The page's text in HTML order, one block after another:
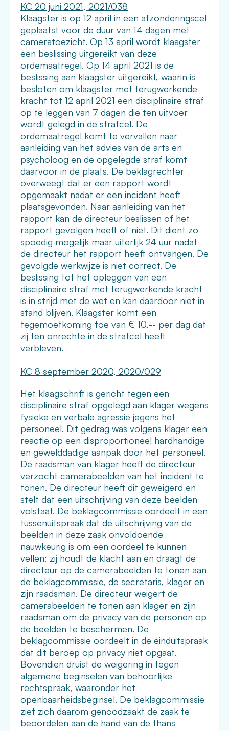
KC 20 juni 2021, 2021/038
Klaagster is op 12 april in een afzonderingscel
geplaatst voor de duur van 14 dagen met
cameratoezicht. Op 13 april wordt klaagster
een beslissing uitgereikt van deze
ordemaatregel. Op 14 april 2021 is de
beslissing aan klaagster uitgereikt, waarin is
besloten om klaagster met terugwerkende
kracht tot 12 april 2021 een disciplinaire straf
op te leggen van 7 dagen die ten uitvoer
wordt gelegd in de strafcel. De
ordemaatregel komt te vervallen naar
aanleiding van het advies van de arts en
psycholoog en de opgelegde straf komt
daarvoor in de plaats. De beklagrechter
overweegt dat er een rapport wordt
opgemaakt nadat er een incident heeft
plaatsgevonden. Naar aanleiding van het
rapport kan de directeur beslissen of het
rapport gevolgen heeft of niet. Dit dient zo
spoedig mogelijk maar uiterlijk 24 uur nadat
de directeur het rapport heeft ontvangen. De
gevolgde werkwijze is niet correct. De
beslissing tot het opleggen van een
disciplinaire straf met terugwerkende kracht
is in strijd met de wet en kan daardoor niet in
stand blijven. Klaagster komt een
tegemoetkoming toe van € 10,-- per dag dat
zij ten onrechte in de strafcel heeft
verbleven.
KC 8 september 2020, 2020/029
Het klaagschrift is gericht tegen een
disciplinaire straf opgelegd aan klager wegens
fysieke en verbale agressie jegens het
personeel. Dit gedrag was volgens klager een
reactie op een disproportioneel hardhandige
en gewelddadige aanpak door het personeel.
De raadsman van klager heeft de directeur
verzocht camerabeelden van het incident te
tonen. De directeur heeft dit geweigerd en
stelt dat een uitschrijving van deze beelden
volstaat. De beklagcommissie oordeelt in een
tussenuitspraak dat de uitschrijving van de
beelden in deze zaak onvoldoende
nauwkeurig is om een oordeel te kunnen
vellen: zij houdt de klacht aan en draagt de
directeur op de camerabeelden te tonen aan
de beklagcommissie, de secretaris, klager en
zijn raadsman. De directeur weigert de
camerabeelden te tonen aan klager en zijn
raadsman om de privacy van de personen op
de beelden te beschermen. De
beklagcommissie oordeelt in de einduitspraak
dat dit beroep op privacy niet opgaat.
Bovendien druist de weigering in tegen
algemene beginselen van behoorlijke
rechtspraak, waaronder het
openbaarheidsbeginsel. De beklagcommissie
ziet zich daarom genoodzaakt de zaak te
beoordelen aan de hand van de thans